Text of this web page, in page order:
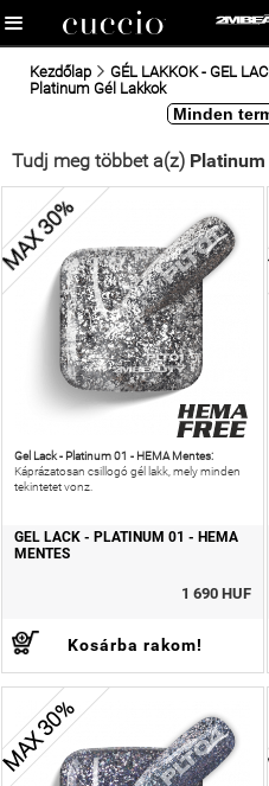
Kezdőlap GÉL LAKKOK - GEL
Platinum Gél Lakkok
Tudj meg többet a(z)
30%
Gel Lack - Platinum 01 - HEMA Mentes:
Káprázatosan csillogó gél lakk, mely minden
tekintetet vonz.
GEL LACK - PLATINUM 01 - HEMA
MENTES
1 690 HUF
Kosárba rakom!
30%